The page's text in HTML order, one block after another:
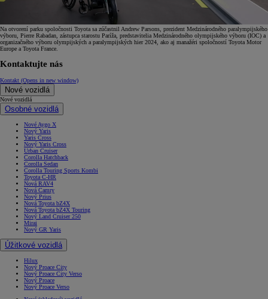
Na otvorení parku spoločnosti Toyota sa zúčastnil Andrew Parsons, prezident Medzinárodného paralympijského
výboru, Pierre Rabadan, zástupca starostu Paríža, predstavitelia Medzinárodného olympijského výboru (IOC) a
organizačného výboru olympijských a paralympijských hier 2024, ako aj manažéri spoločností Toyota Motor
Europe a Toyota France.
Kontaktujte nás
Kontakt (Opens in new window)
Nové vozidlá
Nové vozidlá
Osobné vozidlá
Nové Aygo X
Nový Yaris
Yaris Cross
Nový Yaris Cross
Urban Cruiser
Corolla Hatchback
Corolla Sedan
Corolla Touring Sports Kombi
Toyota C-HR
Nová RAV4
Nová Camry
Nový Prius
Nová Toyota bZ4X
Nová Toyota bZ4X Touring
Nový Land Cruiser 250
Mirai
Nový GR Yaris
Úžitkové vozidlá
Hilux
Nový Proace City
Nový Proace City Verso
Nový Proace
Nový Proace Verso